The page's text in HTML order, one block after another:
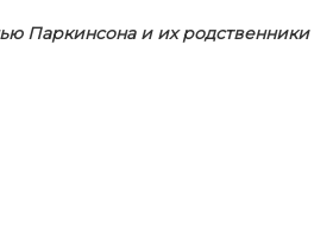
Паркинсона и их родственники